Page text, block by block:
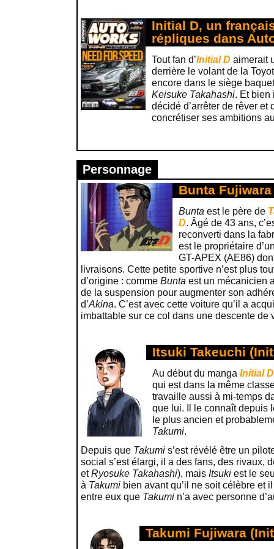
Initial D, un
répliques dans
Tout fan d’Initial D aimerait
derrière le volant de la
encore dans le siège
Keisuke Takahashi. Et bien
décidé d’arrêter de rêver
concrétiser ses ambitions
Personnage
Bunta
Bunta est le père de
D. Âgé de 43 ans,
reconverti dans la
est le propriétaire
GT-APEX (AE86)
livraisons. Cette petite sportive n’est plus
d’origine : comme Bunta est un mécanicien
de la suspension pour augmenter son
d’Akina. C’est avec cette voiture qu’il a
imbattable sur ce col dans une descente de
Itsuki Takeuchi
Au début du manga Initial D
qui est dans la même
travaille aussi à mi-temps
que lui. Il le connaît depuis
le plus ancien et
Takumi.
Depuis que Takumi s’est révélé être un
social s’est élargi, il a des fans, des rivaux,
etRyosuke Takahashi), mais Itsuki est le
à Takumi bien avant qu’il ne soit célèbre et
entre eux que Takumi n’a avec personne
Takumi Fujiwara